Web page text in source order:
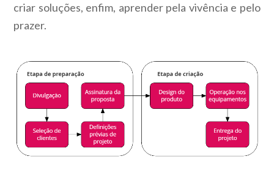
criar soluções, enfim, aprender pela vivência e pelo
prazer.